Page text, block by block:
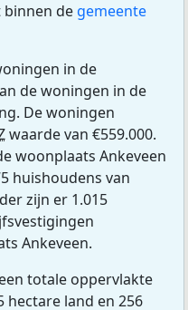
binnen de gemeente
in de
de woningen in de
De woningen
waarde van €559.000.
woonplaats Ankeveen
huishoudens van
zijn er 1.015
Ankeveen.
totale oppervlakte
hectare land en 256